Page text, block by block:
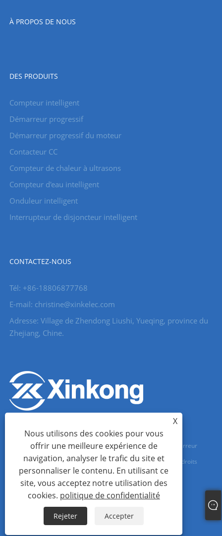
À PROPOS DE NOUS
DES PRODUITS
Compteur intelligent
Démarreur progressif
Démarreur progressif du moteur
Contacteur CC
Compteur de chaleur à ultrasons
Compteur d'eau intelligent
Onduleur intelligent
Interrupteur de disjoncteur intelligent
CONTACTEZ-NOUS
Tél: +86-18806877768
E-mail: christine@xinkelec.com
Adresse: Village de Zhendong Liushi, Yueqing, province du
Zhejiang, Chine.
Copyright © 2023 Wenzhou Xinkong Imp & exp Co., Ltd. - Démarreur
progressif, compteur d'eau, compteur d'eau à ultrasons - Tous droits
réservés.
Sitemap RSS
XML
politique de confidentialité
X
Nous utilisons des cookies pour vous
offrir une meilleure expérience de
navigation, analyser le trafic du site et
personnaliser le contenu. En utilisant ce
site, vous acceptez notre utilisation des
cookies. politique de confidentialité
Rejeter Accepter